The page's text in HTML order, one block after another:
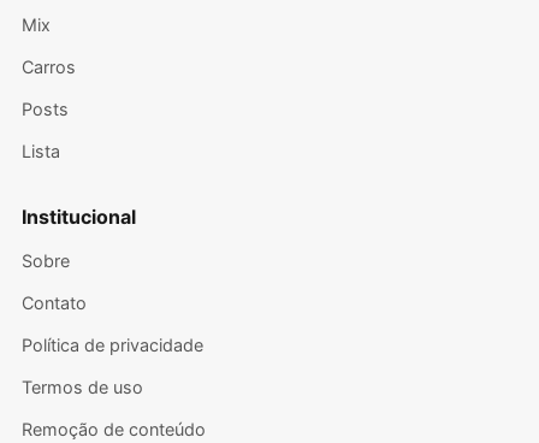
Mix
Carros
Posts
Lista
Institucional
Sobre
Contato
Política de privacidade
Termos de uso
Remoção de conteúdo